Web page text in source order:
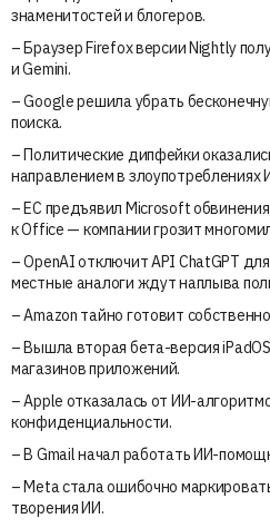
знаменитостей и блогеров.
– Браузер Firefox версии Nightly
и Gemini.
– Google решила убрать
поиска.
– Политические дипфейки
направлением в злоупотреблениях
– ЕС предъявил Microsoft
к Office — компании грозит
– OpenAI отключит API ChatGPT
местные аналоги ждут наплыва
– Amazon тайно готовит
– Вышла вторая бета-версия
магазинов приложений.
– Apple отказалась от ИИ-
конфиденциальности.
– В Gmail начал работать ИИ-
– Meta стала ошибочно
творения ИИ.